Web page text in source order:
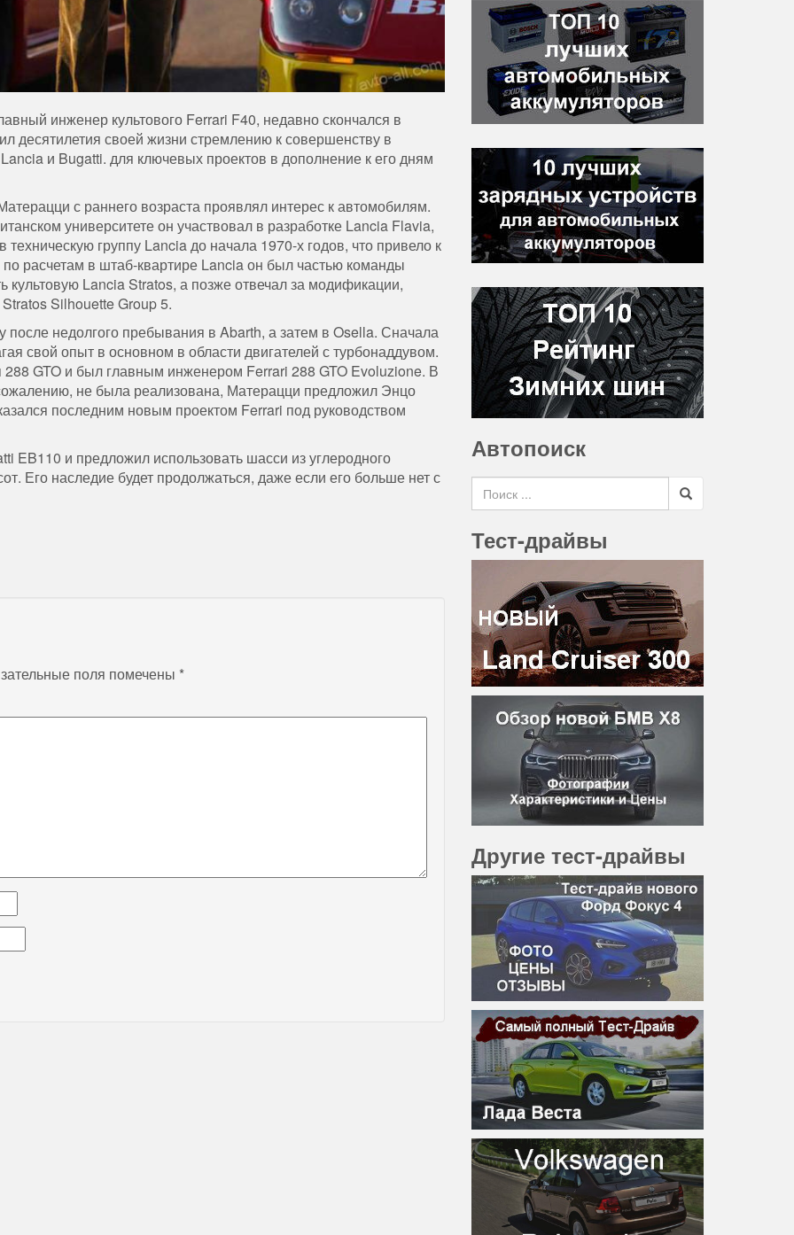
инженер культового Ferrari F40, недавно скончался в
десятилетия своей жизни стремлению к совершенству в
и Bugatti. для ключевых проектов в дополнение к его дням
с раннего возраста проявлял интерес к автомобилям.
университете он участвовал в разработке Lancia Flavia,
группу Lancia до начала 1970-х годов, что привело к
расчетам в штаб-квартире Lancia он был частью команды
культовую Lancia Stratos, а позже отвечал за модификации,
Silhouette Group 5.
недолгого пребывания в Abarth, а затем в Osella. Сначала
свой опыт в основном в области двигателей с турбонаддувом.
GTO и был главным инженером Ferrari 288 GTO Evoluzione. В
не была реализована, Матерацци предложил Энцо
последним новым проектом Ferrari под руководством
EB110 и предложил использовать шасси из углеродного
Его наследие будет продолжаться, даже если его больше нет с
поля помечены *
Автопоиск
Search for
Тест-драйвы
Другие тест-драйвы